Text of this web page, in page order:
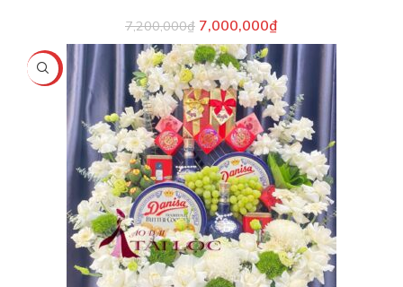
7,200,000₫ 7,000,000₫
-5%